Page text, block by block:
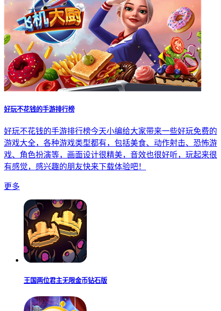
好玩不花钱的手游排行榜
好玩不花钱的手游排行榜今天小编给大家带来一些好玩免费的
游戏大全，各种游戏类型都有，包括美食、动作射击、恐怖游
戏、角色扮演等，画面设计很精美，音效也很好听，玩起来很
有感觉，感兴趣的朋友快来下载体验吧！
更多
王国两位君主无限金币钻石版